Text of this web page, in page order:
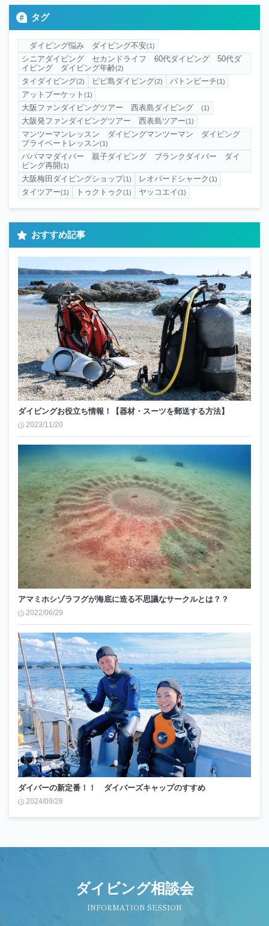
タグ
ダイビング悩み ダイビング不安(1)
シニアダイビング セカンドライフ 60代ダイビング 50代ダ
イビング ダイビング年齢(2)
タイダイビング(2) ピピ島ダイビング(2) パトンビーチ(1)
アットプーケット (1)
大阪ファンダイビングツアー 西表島ダイビング (1)
大阪発ファンダイビングツアー 西表島ツアー(1)
マンツーマンレッスン ダイビングマンツーマン ダイビング
プライベートレッスン(1)
パパママダイバー 親子ダイビング ブランクダイバー ダイ
ビング再開(1)
大阪梅田ダイビングショップ(1) レオパードシャーク(1)
タイツアー(1) トゥクトゥク(1) ヤッコエイ(1)
おすすめ記事
ダイビングお役立ち情報！【器材・スーツを郵送する方法】
2023/11/20
アマミホシゾラフグが海底に造る不思議なサークルとは？？
2022/06/29
ダイバーの新定番！！ ダイバーズキャップのすすめ
2024/09/28
ダイビング相談会
INFORMATION SESSION